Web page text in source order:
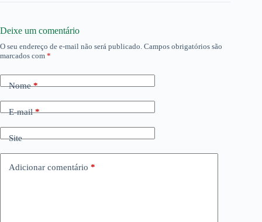
Deixe um comentário
O seu endereço de e-mail não será publicado. Campos obrigatórios são
marcados com *
Nome*
E-mail*
Site
Adicionar comentário *